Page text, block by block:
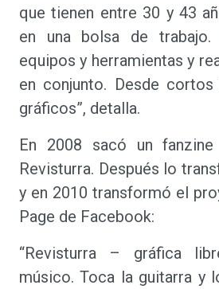
que tienen entre 30 y 43
en una bolsa de trabajo.
equipos y herramientas y
en conjunto. Desde
gráficos”, detalla.
En 2008 sacó un
Revisturra. Después lo
y en 2010 transformó el
Page de Facebook:
“Revisturra – gráfica
músico. Toca la guitarra y